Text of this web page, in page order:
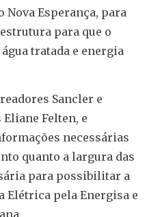
Esperança, para
para que o
tratada e energia
Sancler e
Eliane Felten, e
necessárias
quanto a largura das
para possibilitar a
Elétrica pela Energisa e